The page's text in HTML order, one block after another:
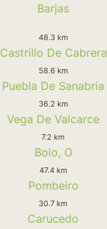
Barjas
48.3 km
Castrillo De Cabrera
58.6 km
Puebla De Sanabria
36.2 km
Vega De Valcarce
7.2 km
Bolo, O
47.4 km
Pombeiro
30.7 km
Carucedo